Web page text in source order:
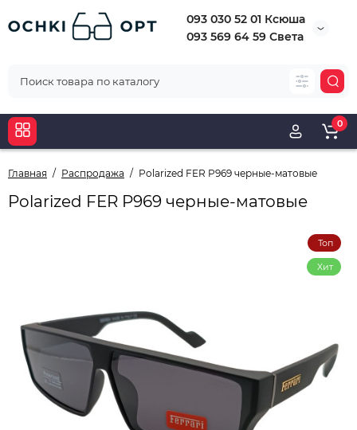
093 030 52 01 Ксюша
093 569 64 59 Света
0
Главная Распродажа Polarized FER P969 черные-матовые
Polarized FER P969 черные-матовые
Топ
Хит